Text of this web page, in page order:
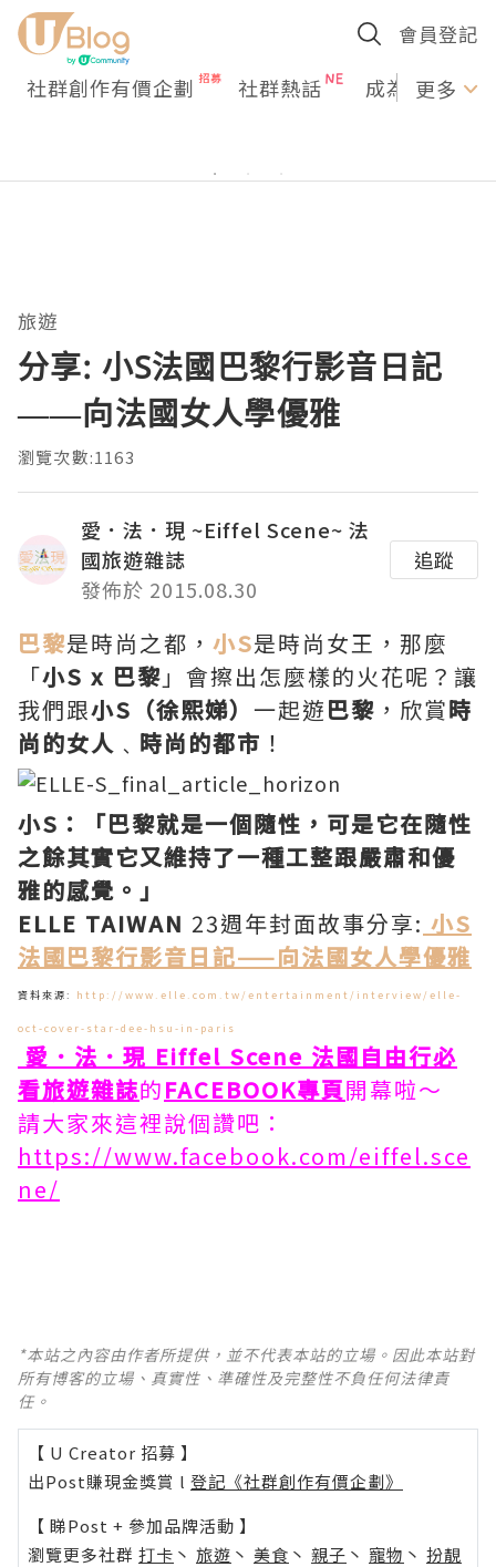
會員登記
社群創作有價企劃 社群熱話 成為U更多
旅遊
分享: 小S法國巴黎行影音日記
——向法國女人學優雅
瀏覽次數:1163
愛．法．現 ~Eiffel Scene~ 法
國旅遊雜誌
發佈於 2015.08.30
追蹤
巴黎是時尚之都， 小S是時尚女王，那麼
「小S x 巴黎 」會擦出怎麼樣的火花呢？讓
我們跟小S（徐熙娣） 一起遊巴黎 ，欣賞時
尚的女人 ﹑ 時尚的都市 ！
小S：「巴黎就是一個隨性，可是它在隨性
之餘其實它又維持了一種工整跟嚴肅和優
雅的感覺。」
ELLE TAIWAN 23週年封面故事分享: 小S
法國巴黎行影音日記——向法國女人學優雅
資料來源: http://www.elle.com.tw/entertainment/interview/elle-
oct-cover-star-dee-hsu-in-paris
愛．法．現 Eiffel Scene 法國自由行必
看旅遊雜誌的FACEBOOK專頁開幕啦～
請大家來這裡說個讚吧：
https://www.facebook.com/eiffel.sce
ne/
*本站之內容由作者所提供，並不代表本站的立場。因此本站對
所有博客的立場、真實性、準確性及完整性不負任何法律責
任。
【 U Creator 招募 】
出Post賺現金獎賞 l 登記《社群創作有價企劃》
【 睇Post + 參加品牌活動 】
瀏覽更多社群 打卡 丶 旅遊 丶 美食 丶 親子 丶 寵物 丶 扮靚